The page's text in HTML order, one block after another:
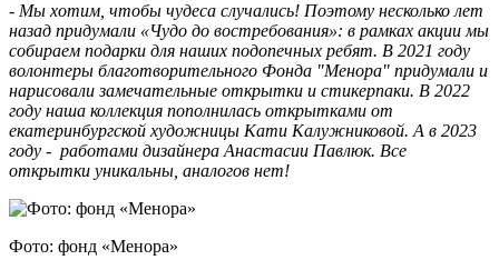
- Мы хотим, чтобы чудеса случались! Поэтому несколько лет
назад придумали «Чудо до востребования»: в рамках акции мы
собираем подарки для наших подопечных ребят. В 2021 году
волонтеры благотворительного Фонда "Менора" придумали и
нарисовали замечательные открытки и стикерпаки. В 2022
году наша коллекция пополнилась открытками от
екатеринбургской художницы Кати Калужниковой. А в 2023
году - работами дизайнера Анастасии Павлюк. Все
открытки уникальны, аналогов нет!
Фото: фонд «Менора»